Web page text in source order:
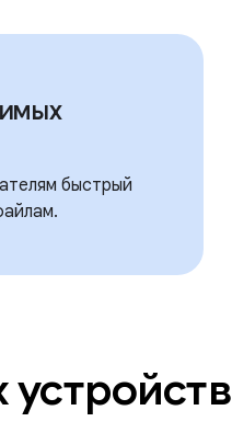
быстрый
устройств